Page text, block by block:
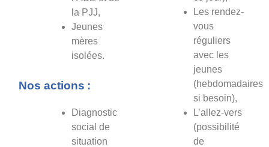
la PJJ,
Jeunes
mères
isolées.
Nos actions :
Diagnostic
social de
situation
Les rendez-
vous
réguliers
avec les
jeunes
(hebdomadaires
si besoin),
L’allez-vers
(possibilité
de